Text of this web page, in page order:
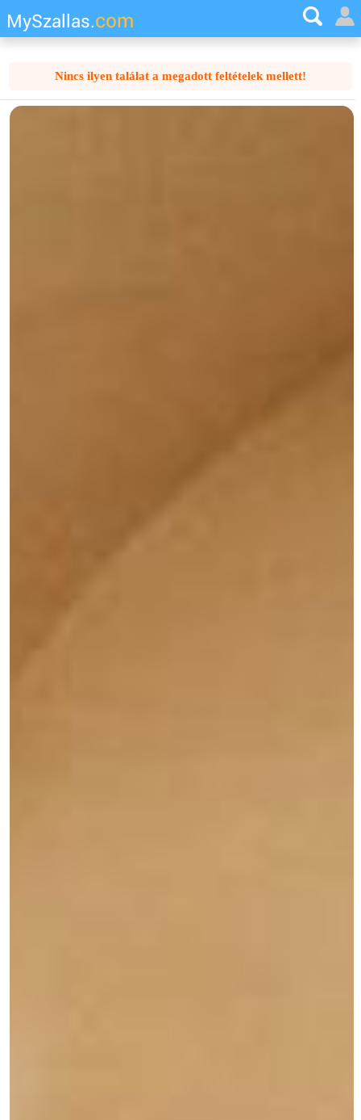
MySzallas.com
Nincs ilyen találat a megadott feltételek mellett!